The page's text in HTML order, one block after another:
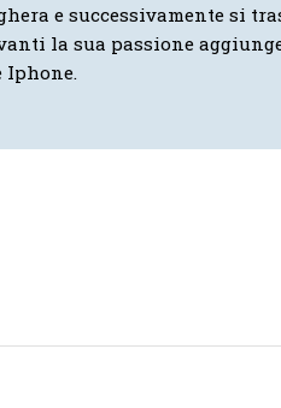
e successivamente si
la sua passione
Iphone.